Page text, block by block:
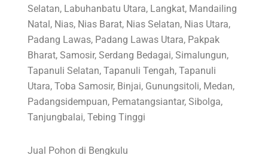
Selatan, Labuhanbatu Utara, Langkat, Mandailing
Natal, Nias, Nias Barat, Nias Selatan, Nias Utara,
Padang Lawas, Padang Lawas Utara, Pakpak
Bharat, Samosir, Serdang Bedagai, Simalungun,
Tapanuli Selatan, Tapanuli Tengah, Tapanuli
Utara, Toba Samosir, Binjai, Gunungsitoli, Medan,
Padangsidempuan, Pematangsiantar, Sibolga,
Tanjungbalai, Tebing Tinggi
Jual Pohon di Bengkulu